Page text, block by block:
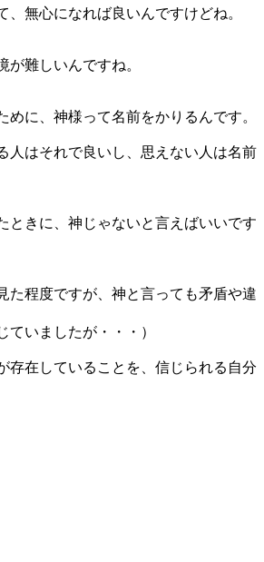
、無心になれば良いんですけどね。
が難しいんですね。
めに、神様って名前をかりるんです。
人はそれで良いし、思えない人は名前
ときに、神じゃないと言えばいいです
た程度ですが、神と言っても矛盾や違
ていましたが・・・）
存在していることを、信じられる自分